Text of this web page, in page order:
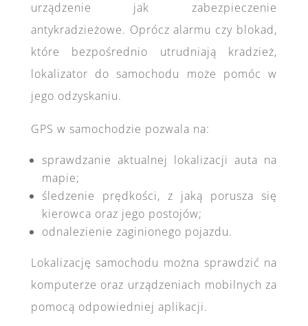
urządzenie jak zabezpieczenie
antykradzieżowe. Oprócz alarmu czy blokad,
które bezpośrednio utrudniają kradzież,
lokalizator do samochodu może pomóc w
jego odzyskaniu.
GPS w samochodzie pozwala na:
sprawdzanie aktualnej lokalizacji auta na
mapie;
śledzenie prędkości, z jaką porusza się
kierowca oraz jego postojów;
odnalezienie zaginionego pojazdu.
Lokalizację samochodu można sprawdzić na
komputerze oraz urządzeniach mobilnych za
pomocą odpowiedniej aplikacji.